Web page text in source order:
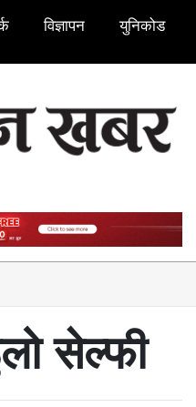
विज्ञापन युनिकोड
सेल्फी